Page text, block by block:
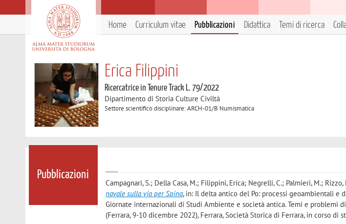
Home Curriculum vitae Pubblicazioni Didattica Temi di ricerca
Erica Filippini
Ricercatrice in Tenure Track L. 79/2022
Dipartimento di Storia Culture Civiltà
Settore scientifico disciplinare: ARCH-01/B Numismatica
Pubblicazioni
Campagnari, S.; Della Casa, M.; Filippini, Erica; Negrelli, C.; Palmieri, M.; Rizzo,
navale sulla via per Spina, in: Il delta antico del Po: processi geoambientali e
Giornate internazionali di Studi Ambiente e società antica. Temi e problemi
(Ferrara, 9-10 dicembre 2022), Ferrara, Società Storica di Ferrara, in corso di